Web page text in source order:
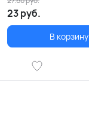
23руб.
В корзину